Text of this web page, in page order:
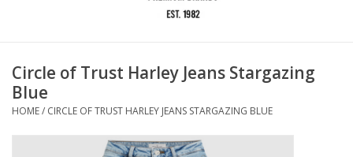
KADOBONNEN
Merken
Circle of Trust Harley Jeans Stargazing
Blue
HOME/ CIRCLE OF TRUST HARLEY JEANS STARGAZING BLUE